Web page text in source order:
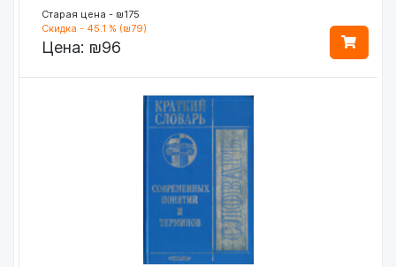
Старая цена - ₪175
Скидка - 45.1 % (₪79)
Цена: ₪96